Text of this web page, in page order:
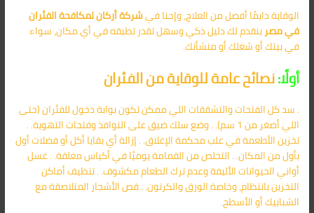
الوقاية دايمًا أفضل من العلاج، وإحنا فيشركة أركان لمكافحة الفئران
في مصربنقدم لك دليل ذكي وسهل تقدر تطبقه في أي مكان، سواء
في بيتك أو شغلك أو منشأتك.
أولًا:نصائح عامة للوقاية من الفئران
. سد كل الفتحات والتشققات اللي ممكن تكون بوابة دخول للفئران (حتى
اللي أصغر من 1 سم). . وضع سلك ضيق على النوافذ وفتحات التهوية. .
تخزين الأطعمة في علب محكمة الإغلاق. . إزالة أي بقايا أكل أو فضلات أول
بأول من المكان. . التخلص من القمامة يوميًا في أكياس مغلقة. . غسل
أواني الحيوانات الأليفة وعدم ترك الطعام مكشوف. . تنظيف أماكن
التخزين بانتظام، وخاصة الورق والكرتون. . قص الأشجار المتلاصقة مع
الشبابيك أو الأسطح.